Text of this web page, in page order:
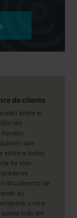
de cliente
sobre el
del
que
sobre a todos
ha sido
documento de
su
u otra
más del